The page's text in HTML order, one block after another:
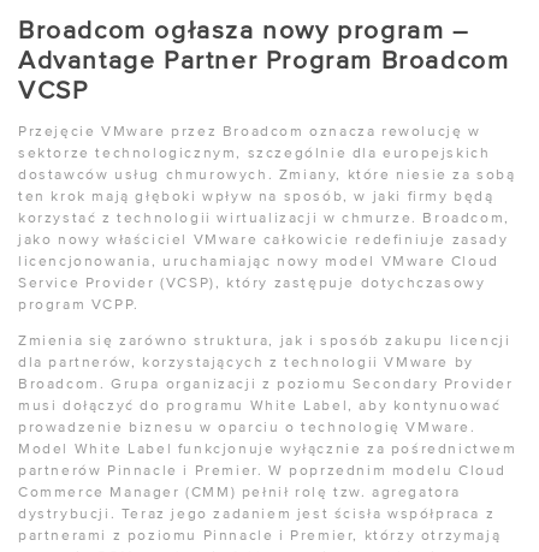
Broadcom ogłasza nowy program –
Advantage Partner Program Broadcom
VCSP
Przejęcie VMware przez Broadcom oznacza rewolucję w
sektorze technologicznym, szczególnie dla europejskich
dostawców usług chmurowych. Zmiany, które niesie za sobą
ten krok mają głęboki wpływ na sposób, w jaki firmy będą
korzystać z technologii wirtualizacji w chmurze. Broadcom,
jako nowy właściciel VMware całkowicie redefiniuje zasady
licencjonowania, uruchamiając nowy model VMware Cloud
Service Provider (VCSP), który zastępuje dotychczasowy
program VCPP.
Zmienia się zarówno struktura, jak i sposób zakupu licencji
dla partnerów, korzystających z technologii VMware by
Broadcom. Grupa organizacji z poziomu Secondary Provider
musi dołączyć do programu White Label, aby kontynuować
prowadzenie biznesu w oparciu o technologię VMware.
Model White Label funkcjonuje wyłącznie za pośrednictwem
partnerów Pinnacle i Premier. W poprzednim modelu Cloud
Commerce Manager (CMM) pełnił rolę tzw. agregatora
dystrybucji. Teraz jego zadaniem jest ścisła współpraca z
partnerami z poziomu Pinnacle i Premier, którzy otrzymają